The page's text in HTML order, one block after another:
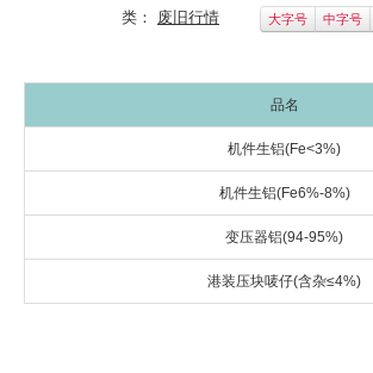
科技
类： 废旧行情 大字号 中字号
品名
机件生铝(Fe<3%)
机件生铝(Fe6%-8%)
变压器铝(94-95%)
港装压块唛仔(含杂≤4%)